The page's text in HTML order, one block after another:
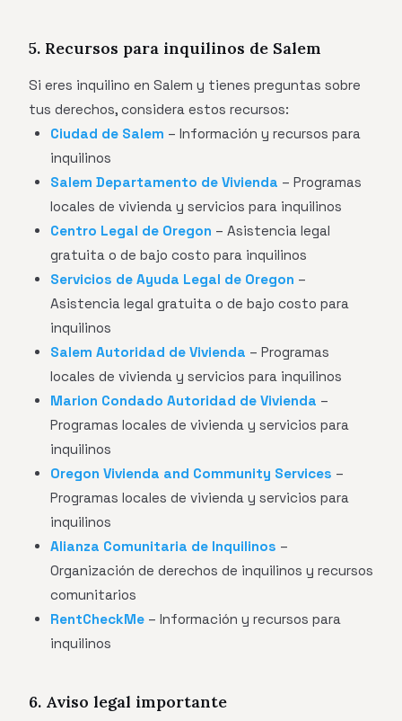
5. Recursos para inquilinos de Salem
Si eres inquilino en Salem y tienes preguntas sobre
tus derechos, considera estos recursos:
Ciudad de Salem – Información y recursos para
inquilinos
Salem Departamento de Vivienda – Programas
locales de vivienda y servicios para inquilinos
Centro Legal de Oregon – Asistencia legal
gratuita o de bajo costo para inquilinos
Servicios de Ayuda Legal de Oregon –
Asistencia legal gratuita o de bajo costo para
inquilinos
Salem Autoridad de Vivienda – Programas
locales de vivienda y servicios para inquilinos
Marion Condado Autoridad de Vivienda –
Programas locales de vivienda y servicios para
inquilinos
Oregon Vivienda and Community Services –
Programas locales de vivienda y servicios para
inquilinos
Alianza Comunitaria de Inquilinos –
Organización de derechos de inquilinos y recursos
comunitarios
RentCheckMe – Información y recursos para
inquilinos
6. Aviso legal importante